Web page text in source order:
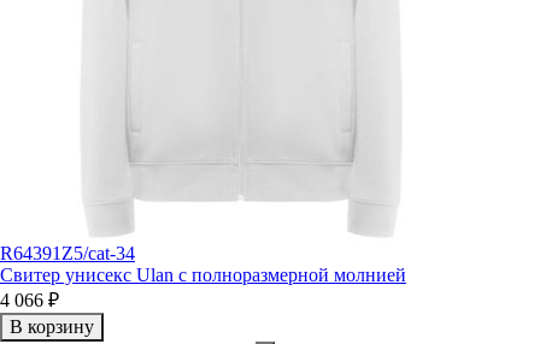
R64391Z5/cat-34
Свитер унисекс Ulan с полноразмерной молнией
4 066 ₽
В корзину